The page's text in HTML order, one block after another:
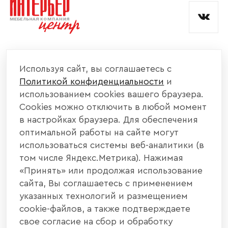
КАТАЛОГ МЕБЕЛИ
ИНФОРМАЦИЯ
НАШИ КОНТАКТЫ
+7 800 700 20 58
440004, г. Пенза, ул. Рябова, д. 31
Используя сайт, вы соглашаетесь с
Политикой конфиденциальности и
использованием cookies вашего браузера.
Cookies можно отключить в любой момент
в настройках браузера. Для обеспечения
оптимальной работы на сайте могут
использоваться системы веб-аналитики (в
том числе Яндекс.Метрика). Нажимая
«Принять» или продолжая использование
сайта, Вы соглашаетесь с применением
указанных технологий и размещением
cookie-файлов, а также подтверждаете
свое согласие на сбор и обработку